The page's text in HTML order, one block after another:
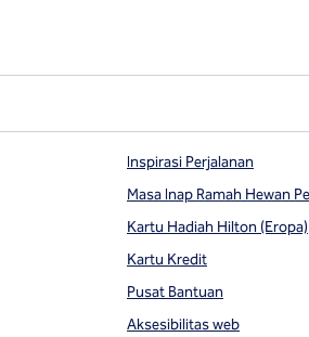
Inspirasi Perjalanan
Masa Inap Ramah Hewan
Kartu Hadiah Hilton (Eropa)
Kartu Kredit
Pusat Bantuan
Aksesibilitas web